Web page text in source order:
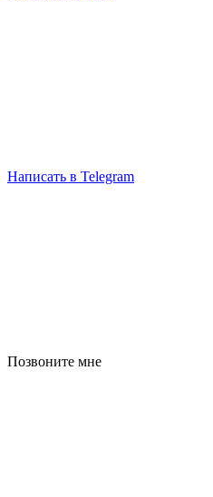
Написать в Telegram
Позвоните мне